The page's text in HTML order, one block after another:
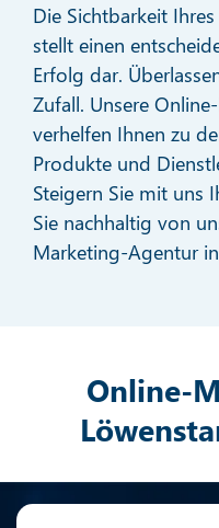
Hier klicken
Die Sichtbarkeit
stellt einen
Erfolg dar.
Zufall. Unsere
verhelfen Ihnen zu
Produkte und
Steigern Sie mit uns
Sie nachhaltig von
Marketing-Agentur
Online-